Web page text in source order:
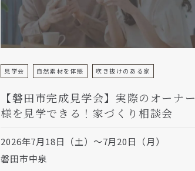
見学会 自然素材を体感 吹き抜けのある家
【磐田市完成見学会】実際のオーナー
様を見学できる！家づくり相談会
2026年7月18日（土）～7月20日（月）
磐田市中泉